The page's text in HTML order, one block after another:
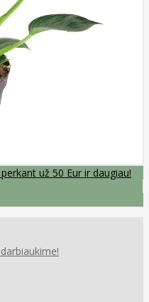
už 50 Eur ir daugiau!